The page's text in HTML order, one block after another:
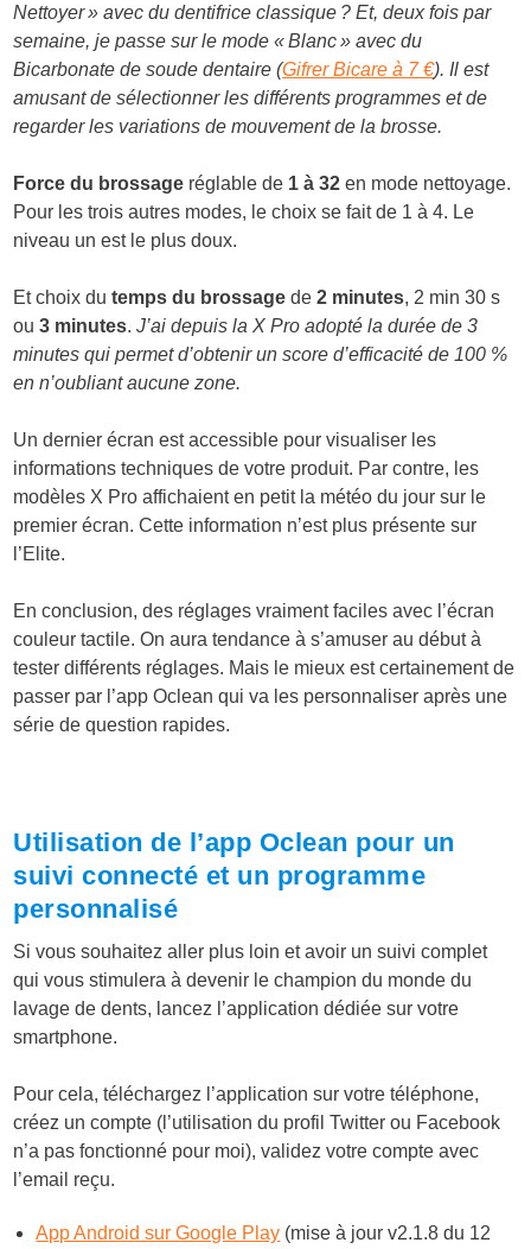
Nettoyer » avec du dentifrice classique ? Et, deux fois par
semaine, je passe sur le mode « Blanc » avec du
Bicarbonate de soude dentaire (Gifrer Bicare à 7 €). Il est
amusant de sélectionner les différents programmes et de
regarder les variations de mouvement de la brosse.
Force du brossage réglable de 1 à 32 en mode nettoyage.
Pour les trois autres modes, le choix se fait de 1 à 4. Le
niveau un est le plus doux.
Et choix dutemps du brossage de2 minutes, 2 min 30 s
ou3 minutes.J’ai depuis la X Pro adopté la durée de 3
minutes qui permet d’obtenir un score d’efficacité de 100 %
en n’oubliant aucune zone.
Un dernier écran est accessible pour visualiser les
informations techniques de votre produit. Par contre, les
modèles X Pro affichaient en petit la météo du jour sur le
premier écran. Cette information n’est plus présente sur
l’Elite.
En conclusion, des réglages vraiment faciles avec l’écran
couleur tactile. On aura tendance à s’amuser au début à
tester différents réglages. Mais le mieux est certainement de
passer par l’app Oclean qui va les personnaliser après une
série de question rapides.
Utilisation de l’app Oclean pour un
suivi connecté et un programme
personnalisé
Si vous souhaitez aller plus loin et avoir un suivi complet
qui vous stimulera à devenir le champion du monde du
lavage de dents, lancez l’application dédiée sur votre
smartphone.
Pour cela, téléchargez l’application sur votre téléphone,
créez un compte (l’utilisation du profil Twitter ou Facebook
n’a pas fonctionné pour moi), validez votre compte avec
l’email reçu.
App Android sur Google Play (mise à jour v2.1.8 du 12